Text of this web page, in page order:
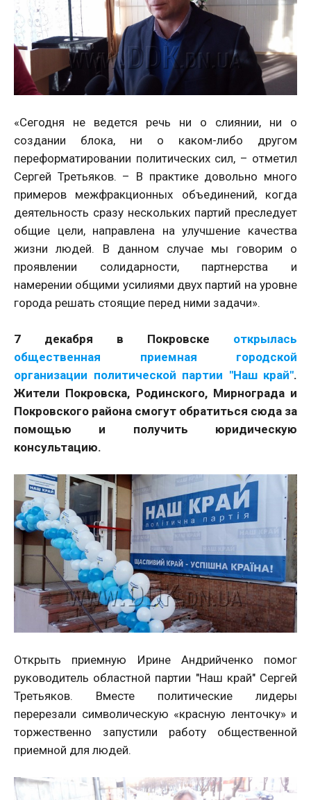
«Сегодня не ведется речь ни о слиянии, ни о
создании блока, ни о каком-либо другом
переформатировании политических сил, – отметил
Сергей Третьяков. – В практике довольно много
примеров межфракционных объединений, когда
деятельность сразу нескольких партий преследует
общие цели, направлена на улучшение качества
жизни людей. В данном случае мы говорим о
проявлении солидарности, партнерства и
намерении общими усилиями двух партий на уровне
города решать стоящие перед ними задачи».
7 декабря в Покровске открылась
общественная приемная городской
организации политической партии "Наш край".
Жители Покровска, Родинского, Мирнограда и
Покровского района смогут обратиться сюда за
помощью и получить юридическую
консультацию.
Открыть приемную Ирине Андрийченко помог
руководитель областной партии "Наш край" Сергей
Третьяков. Вместе политические лидеры
перерезали символическую «красную ленточку» и
торжественно запустили работу общественной
приемной для людей.